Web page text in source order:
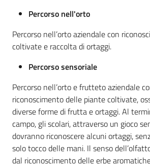
Percorso nell'orto
Percorso nell’orto aziendale con
coltivate e raccolta di ortaggi.
Percorso sensoriale
Percorso nell’orto e frutteto aziendale
riconoscimento delle piante coltivate,
diverse forme di frutta e ortaggi. Al
campo, gli scolari, attraverso un gioco
dovranno riconoscere alcuni ortaggi,
solo tocco delle mani. Il senso
dal riconoscimento delle erbe